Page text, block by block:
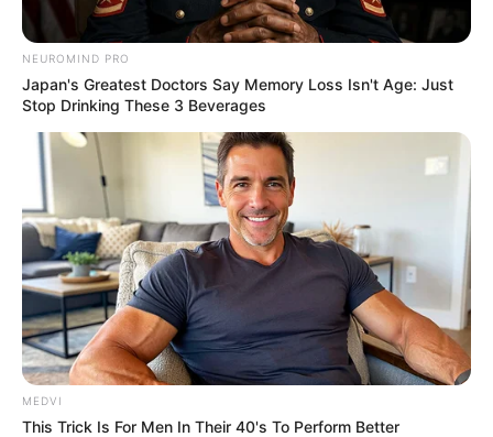
Hidden Sins: 15 Bible Prohibited Acts We All
Commit!
BRAINBERRIES
NEUROMIND PRO
Japan's Greatest Doctors Say Memory Loss Isn't Age: Just
Stop Drinking These 3 Beverages
MEDVI
This Trick Is For Men In Their 40's To Perform Better